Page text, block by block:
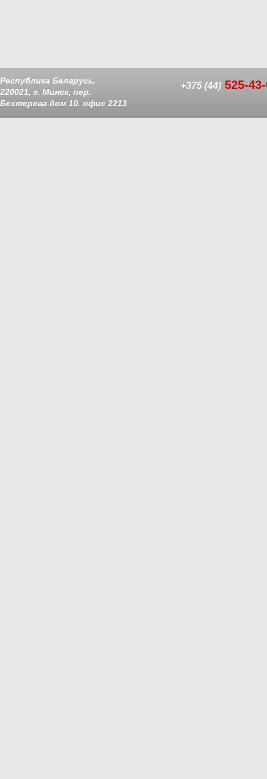
Республика Беларусь,
220021, г. Минск, пер.
Бехтерева дом 10, офис 2213
+375 (44) 525-